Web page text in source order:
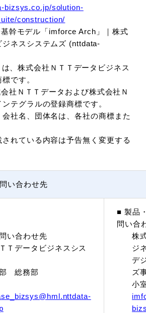
bizsys.co.jp/solution-
construction/
幹モデル「imforce Arch」｜株式
ネスシステムズ (nttdata-
、株式会社ＮＴＴデータビジネス
です。
社ＮＴＴデータおよび株式会社Ｎ
テグラルの登録商標です。
社名、団体名は、各社の商標また
れている内容は予告無く変更する
い合わせ先
い合わせ先
Ｔデータビジネスシス
総務部
■ 製品
問い合
株
ジ
デ
ズ
小